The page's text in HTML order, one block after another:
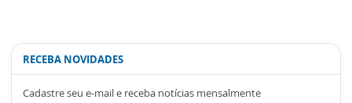
RECEBA NOVIDADES
Cadastre seu e-mail e receba notícias mensalmente